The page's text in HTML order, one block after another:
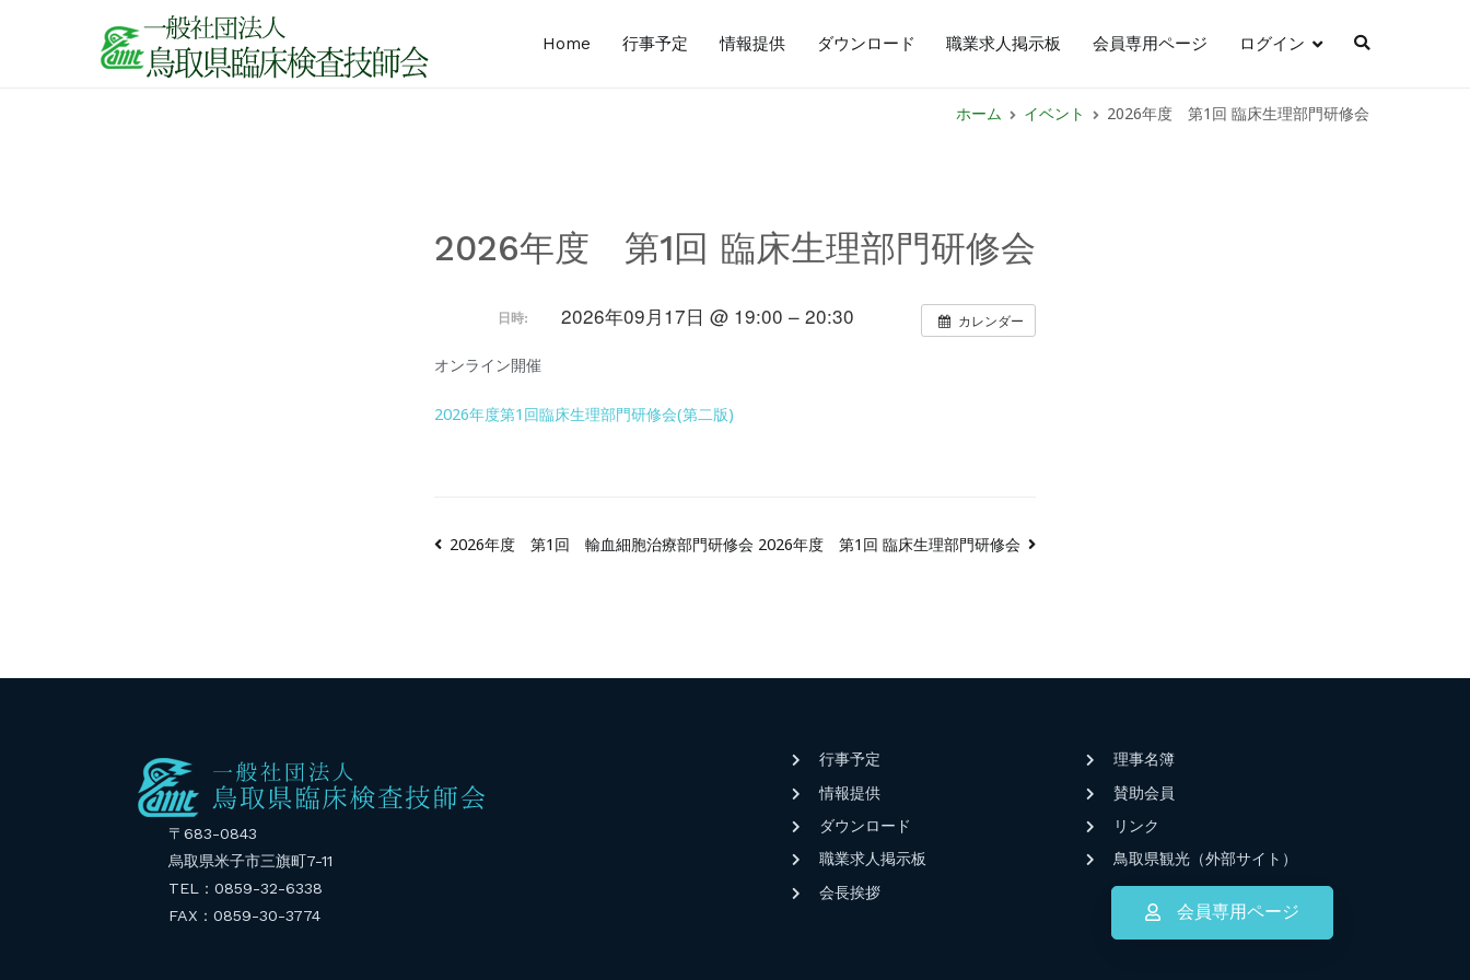
鳥取県臨床検査技師会サイト
Home 行事予定 情報提供 ダウンロード 職業求人掲示板 会員専用ページ ログイン
ホーム イベント 2026年度 第1回 臨床生理部門研修会
2026年度 第1回 臨床生理部門研修会
カレンダー
日時: 2026年09月17日 @ 19:00 – 20:30
オンライン開催
2026年度第1回臨床生理部門研修会(第二版)
2026年度 第1回 輸血細胞治療部門研修会 2026年度 第1回 臨床生理部門研修会
〒683-0843
烏取県米子市三旗町7-11
TEL：0859-32-6338
FAX：0859-30-3774
行事予定
情報提供
ダウンロード
職業求人掲示板
会長挨拶
理事名簿
賛助会員
リンク
鳥取県観光（外部サイト）
会員専用ページ